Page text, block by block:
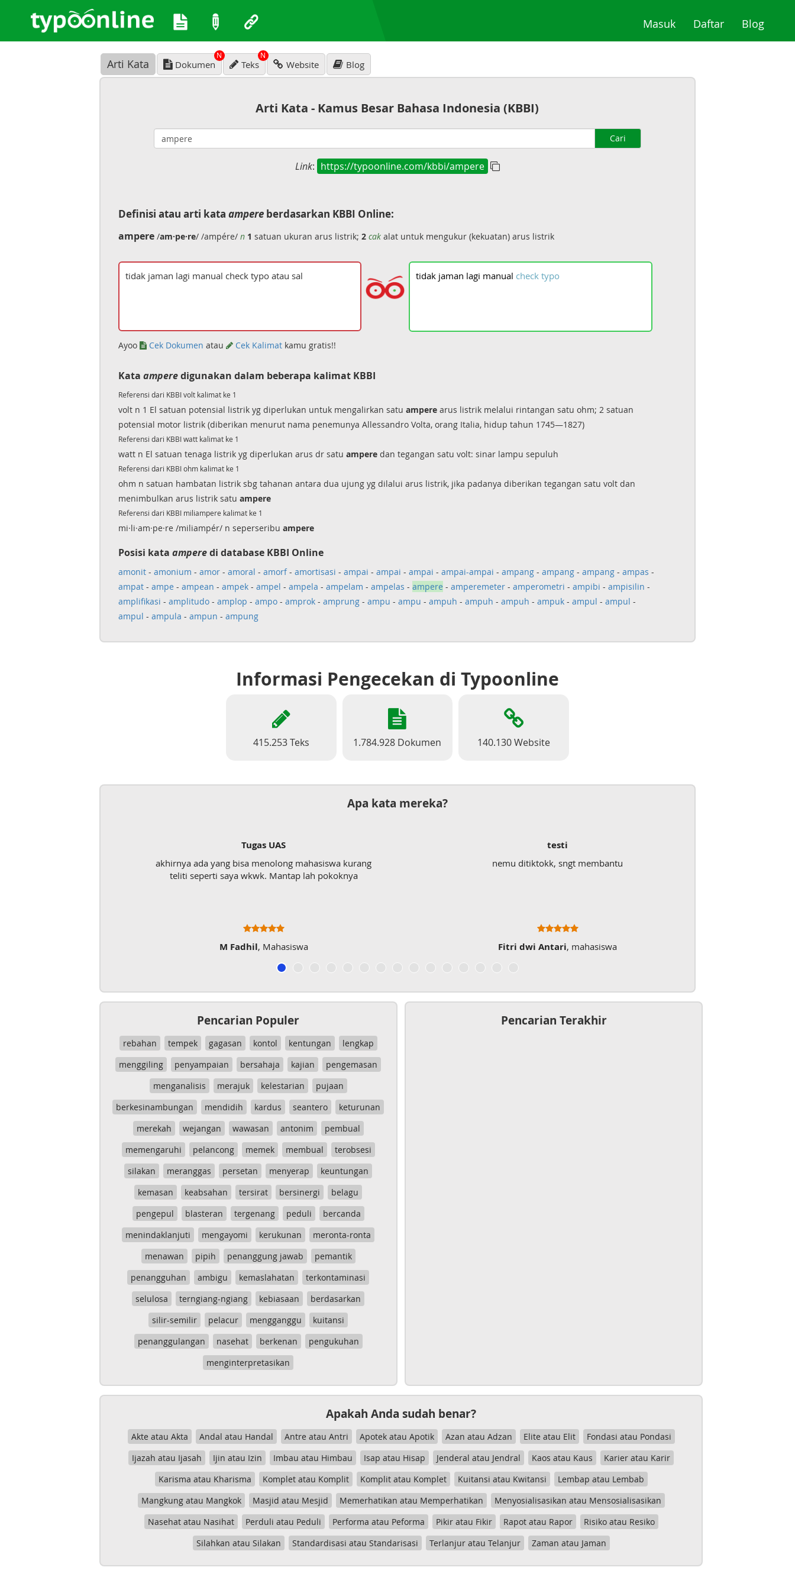
Masuk(current)
Daftar(current)
Blog
Arti Kata Dokumen
N
Teks
N
Website Blog
Arti Kata - Kamus Besar Bahasa Indonesia (KBBI)
Cari
Link: https://typoonline.com/kbbi/ampere
Definisi atau arti kata ampereberdasarkan KBBI Online:
ampere/am·pe·re/ /ampére/ n 1 satuan ukuran arus listrik; 2 cakalat untuk mengukur (kekuatan) arus listrik
tidak jaman lagi manual check typo
Ayoo Cek Dokumen atau Cek Kalimatkamu gratis!!
Kata amperedigunakan dalam beberapa kalimat KBBI
Referensi dari KBBI volt kalimat ke 1
volt n 1 El satuan potensial listrik yg diperlukan untuk mengalirkan satu amperearus listrik melalui rintangan satu ohm; 2 satuan
potensial motor listrik (diberikan menurut nama penemunya Allessandro Volta, orang Italia, hidup tahun 1745—1827)
Referensi dari KBBI watt kalimat ke 1
watt n El satuan tenaga listrik yg diperlukan arus dr satu amperedan tegangan satu volt: sinar lampu sepuluh
Referensi dari KBBI ohm kalimat ke 1
ohm n satuan hambatan listrik sbg tahanan antara dua ujung yg dilalui arus listrik, jika padanya diberikan tegangan satu volt dan
menimbulkan arus listrik satu ampere
Referensi dari KBBI miliampere kalimat ke 1
mi·li·am·pe·re /miliampér/ n seperseribu ampere
Posisi kata amperedi database KBBI Online
amonit- amonium - amor- amoral - amorf- amortisasi - ampai - ampai - ampai - ampai-ampai - ampang- ampang- ampang- ampas -
ampat- ampe - ampean - ampek- ampel - ampela - ampelam - ampelas - ampere - amperemeter- amperometri - ampibi - ampisilin -
amplifikasi - amplitudo- amplop - ampo- amprok- amprung- ampu - ampu - ampuh - ampuh - ampuh - ampuk- ampul - ampul -
ampul - ampula - ampun - ampung
Informasi Pengecekan di Typoonline
415.253 Teks 1.784.928 Dokumen 140.130 Website
Apa kata mereka?
Tugas UAS
akhirnya ada yang bisa menolong mahasiswa kurang
teliti seperti saya wkwk. Mantap lah pokoknya
M Fadhil, Mahasiswa
testi
nemu ditiktokk, sngt membantu
Fitri dwi Antari, mahasiswa
Pencarian Populer
rebahan tempek gagasan kontol kentungan
lengkap
menggiling
penyampaian bersahaja kajian
pengemasan
menganalisis
merajuk kelestarian
pujaan
berkesinambungan
mendidih kardus seantero
keturunan
merekah
wejangan wawasan antonim
pembual
memengaruhi
pelancong memek membual
terobsesi
silakan
meranggas persetan menyerap
keuntungan
kemasan
keabsahan tersirat bersinergi
belagu
pengepul
blasteran tergenang peduli
bercanda
menindaklanjuti
mengayomi kerukunan
meronta-ronta
menawan
pipih penanggung jawab
pemantik
penangguhan
ambigu kemaslahatan
terkontaminasi
selulosa
terngiang-ngiang kebiasaan
berdasarkan
silir-semilir
pelacur mengganggu
kuitansi
penanggulangan
nasehat berkenan
pengukuhan
menginterpretasikan
Pencarian Terakhir
Apakah Anda sudah benar?
Akte atau Akta Andal atau Handal Antre atau Antri Apotek atau Apotik Azan atau Adzan Elite atau Elit
Fondasi atau Pondasi
Ijazah atau Ijasah
Ijin atau Izin Imbau atau Himbau Isap atau Hisap Jenderal atau Jendral Kaos atau Kaus
Karier atau Karir
Karisma atau Kharisma
Komplet atau Komplit Komplit atau Komplet Kuitansi atau Kwitansi
Lembap atau Lembab
Mangkung atau Mangkok
Masjid atau Mesjid Memerhatikan atau Memperhatikan
Menyosialisasikan atau Mensosialisasikan
Nasehat atau Nasihat
Perduli atau Peduli Performa atau Peforma Pikir atau Fikir Rapot atau Rapor
Risiko atau Resiko
Silahkan atau Silakan
Standardisasi atau Standarisasi Terlanjur atau Telanjur Zaman atau Jaman